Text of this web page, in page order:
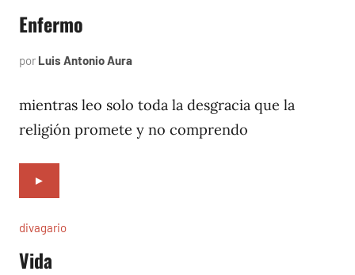
Enfermo
por Luis Antonio Aura
1996
mientras leo solo toda la desgracia que la
religión promete y no comprendo
►
divagario
Vida